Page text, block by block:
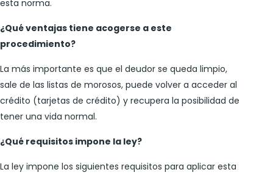
esta norma.
¿Qué ventajas tiene acogerse a este
procedimiento?
La más importante es que el deudor se queda limpio,
sale de las listas de morosos, puede volver a acceder al
crédito (tarjetas de crédito) y recupera la posibilidad de
tener una vida normal.
¿Qué requisitos impone la ley?
La ley impone los siguientes requisitos para aplicar esta